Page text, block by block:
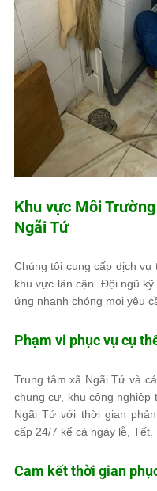
Khu vực Môi
Ngãi Tứ
Chúng tôi cung cấp dịch
khu vực lân cận. Đội ngũ
ứng nhanh chóng mọi yêu
Phạm vi phục vụ cụ
Trung tâm xã Ngãi Tứ và
chung cư, khu công nghiệp
Ngãi Tứ với thời gian
cấp 24/7 kể cả ngày lễ, Tết.
Cam kết thời gian